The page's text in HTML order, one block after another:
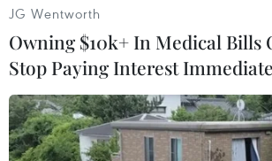
#Hillary Clinton
Theo dõi VietnamPlus
JG Wentworth
Owning $10k+ In Medical Bills
Stop Paying Interest